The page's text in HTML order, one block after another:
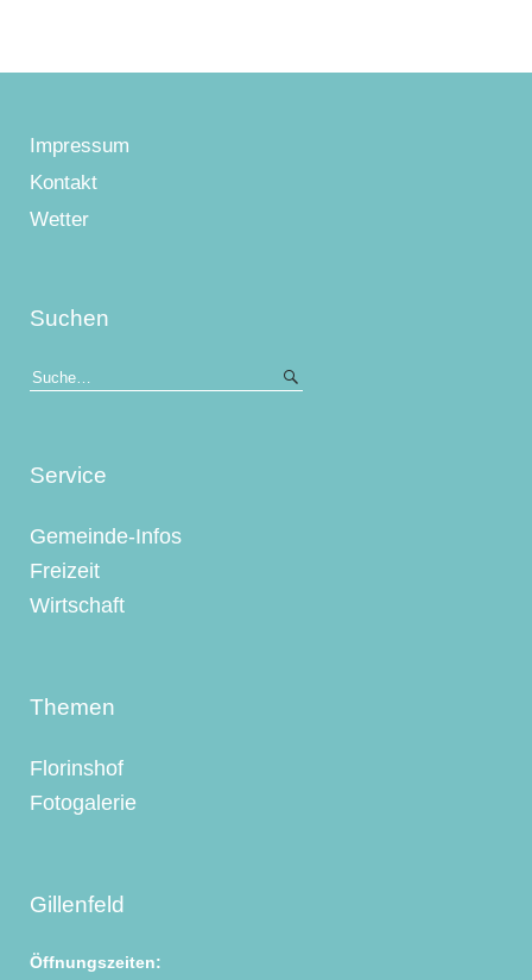
Impressum
Kontakt
Wetter
Suchen
Service
Gemeinde-Infos
Freizeit
Wirtschaft
Themen
Florinshof
Fotogalerie
Gillenfeld
Öffnungszeiten: